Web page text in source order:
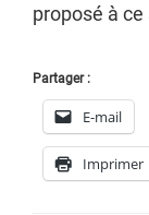
proposé à
Partager :
E-mail
Imprimer